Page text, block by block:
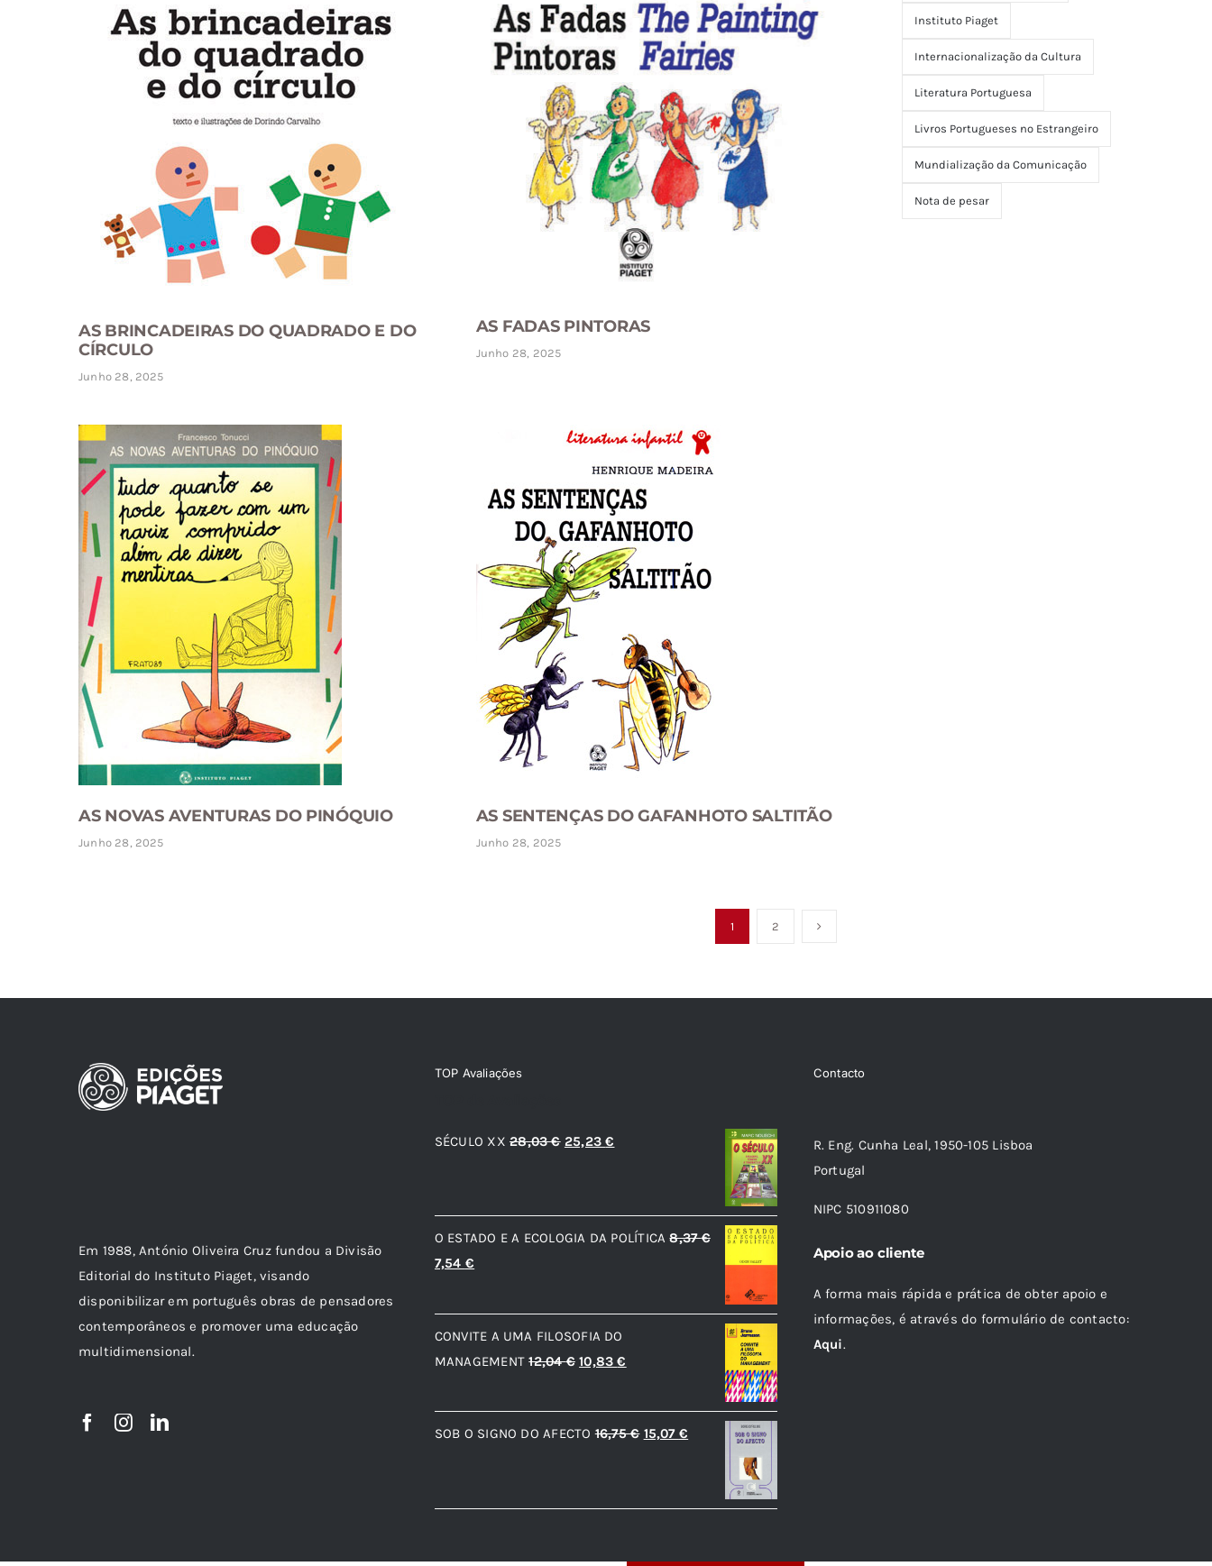
AS BRINCADEIRAS DO QUADRADO E DO
CÍRCULO
Junho 28, 2025
AS FADAS PINTORAS
Junho 28, 2025
AS NOVAS AVENTURAS DO PINÓQUIO
Junho 28, 2025
AS SENTENÇAS DO GAFANHOTO SALTITÃO
Junho 28, 2025
1 2
Instituto Piaget
Internacionalização da Cultura
Literatura Portuguesa
Livros Portugueses no Estrangeiro
Mundialização da Comunicação
Nota de pesar
Em 1988, António Oliveira Cruz fundou a Divisão
Editorial do Instituto Piaget, visando
disponibilizar em português obras de pensadores
contemporâneos e promover uma educação
multidimensional.
TOP Avaliações
SÉCULO XX 28,03€ O
era:
28,03 €.
25,23€
é:
25,23 €.
O ESTADO E A ECOLOGIA DA POLÍTICA 8,37€
O
original
era:
8,37 €.
7,54 €
atual
é:
7,54 €.
CONVITE A UMA FILOSOFIA DO
MANAGEMENT 12,04€ O
original
era:
10,83€
atual
é:
SOB O SIGNO DO AFECTO 16,75€ O
era:
15,07 €
é:
Contacto
R. Eng. Cunha Leal, 1950-105 Lisboa
Portugal
NIPC 510911080
Apoio ao cliente
A forma mais rápida e prática de obter apoio e
informações, é através do formulário de contacto:
Aqui.